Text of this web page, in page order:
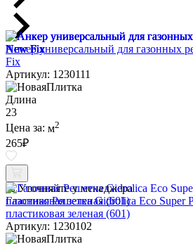
Анкер универсальный для газонных
Fix
Артикул: 1230111
Длина
23
Цена за: м2
265₽
Уточняйте у менеджера
Газонная Решетка Gidrolica Eco Super
пластиковая зеленая (601)
Артикул: 1230102